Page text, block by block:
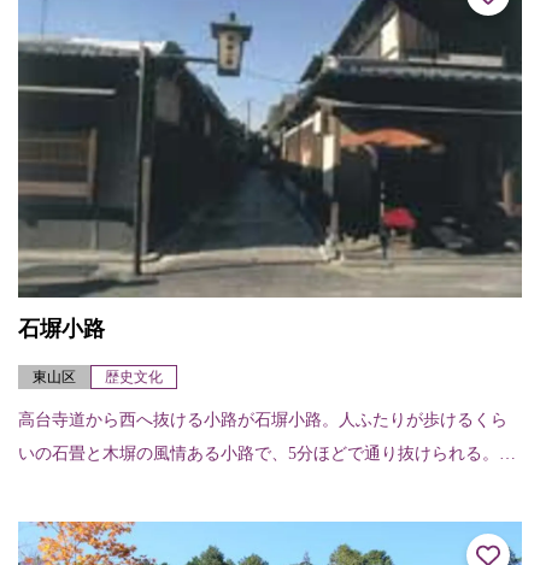
石塀小路
東山区 歴史文化
高台寺道から西へ抜ける小路が石塀小路。人ふたりが歩けるくら
いの石畳と木塀の風情ある小路で、5分ほどで通り抜けられる。両
へ二年坂、産寧坂と...